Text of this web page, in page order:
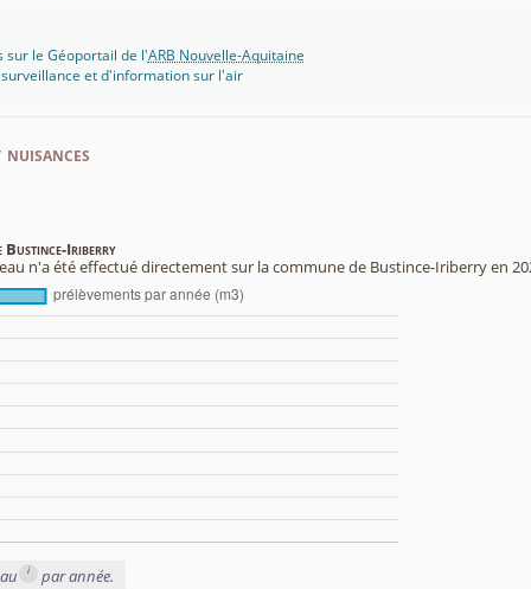
sur le Géoportail de l'ARB Nouvelle-Aquitaine
surveillance et d'information sur l'air
Bustince-Iriberry
n'a été effectué directement sur la commune de Bustince-Iriberry en
i par année.